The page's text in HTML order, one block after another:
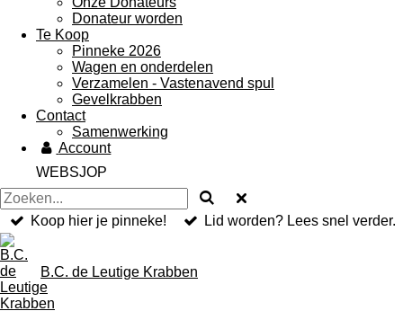
Donateur worden
Te Koop
Pinneke 2026
Wagen en onderdelen
Verzamelen - Vastenavend spul
Gevelkrabben
Contact
Samenwerking
Account
WEBSJOP
Koop hier je pinneke! Lid worden? Lees snel verder.
B.C. de Leutige Krabben